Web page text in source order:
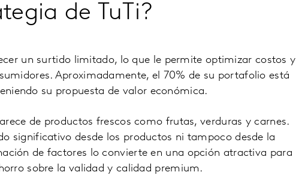
de TuTi?
un surtido limitado, lo que le permite optimizar costos y
Aproximadamente, el 70% de su portafolio está
su propuesta de valor económica.
de productos frescos como frutas, verduras y carnes.
significativo desde los productos ni tampoco desde la
de factores lo convierte en una opción atractiva para
sobre la validad y calidad premium.